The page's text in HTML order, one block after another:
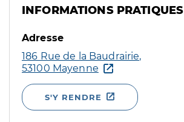
INFORMATIONS PRATIQUES
Adresse
186 Rue de la Baudrairie,
53100 Mayenne
S'Y RENDRE